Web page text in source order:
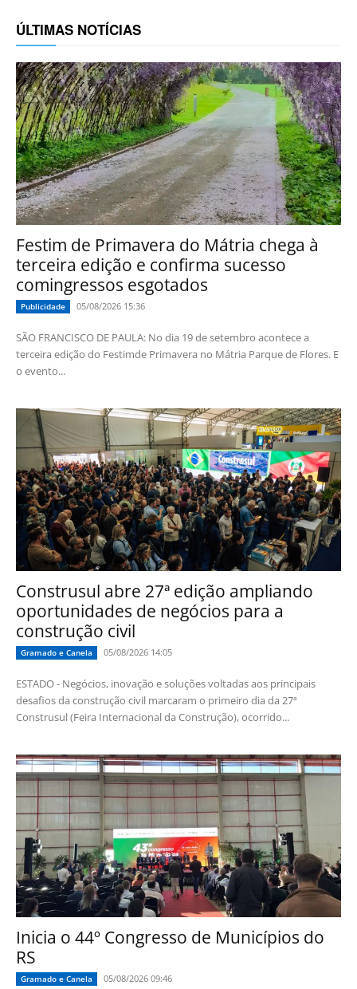
ÚLTIMAS NOTÍCIAS
Festim de Primavera do Mátria chega à
terceira edição e confirma sucesso
comingressos esgotados
Publicidade 05/08/2026 15:36
SÃO FRANCISCO DE PAULA: No dia 19 de setembro acontece a
terceira edição do Festimde Primavera no Mátria Parque de Flores. E
o evento...
Construsul abre 27ª edição ampliando
oportunidades de negócios para a
construção civil
Gramado e Canela 05/08/2026 14:05
ESTADO - Negócios, inovação e soluções voltadas aos principais
desafios da construção civil marcaram o primeiro dia da 27ª
Construsul (Feira Internacional da Construção), ocorrido...
Inicia o 44º Congresso de Municípios do
RS
Gramado e Canela 05/08/2026 09:46